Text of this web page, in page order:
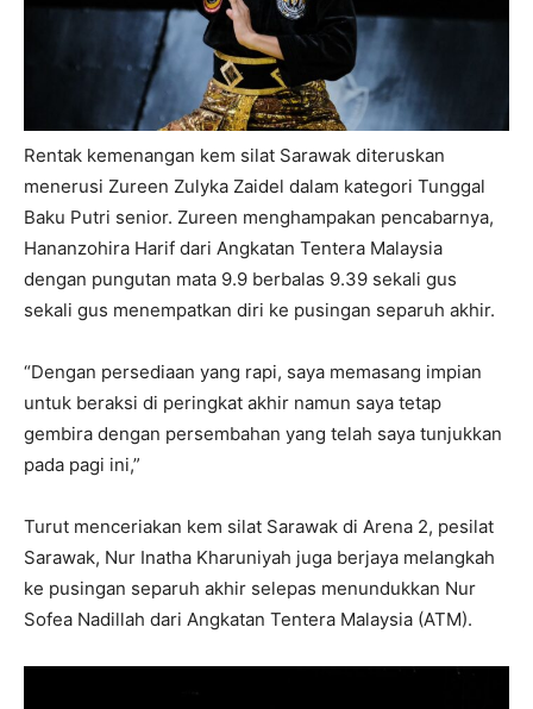
Rentak kemenangan kem silat Sarawak diteruskan
menerusi Zureen Zulyka Zaidel dalam kategori Tunggal
Baku Putri senior. Zureen menghampakan pencabarnya,
Hananzohira Harif dari Angkatan Tentera Malaysia
dengan pungutan mata 9.9 berbalas 9.39 sekali gus
sekali gus menempatkan diri ke pusingan separuh akhir.
“Dengan persediaan yang rapi, saya memasang impian
untuk beraksi di peringkat akhir namun saya tetap
gembira dengan persembahan yang telah saya tunjukkan
pada pagi ini,”
Turut menceriakan kem silat Sarawak di Arena 2, pesilat
Sarawak, Nur Inatha Kharuniyah juga berjaya melangkah
ke pusingan separuh akhir selepas menundukkan Nur
Sofea Nadillah dari Angkatan Tentera Malaysia (ATM).